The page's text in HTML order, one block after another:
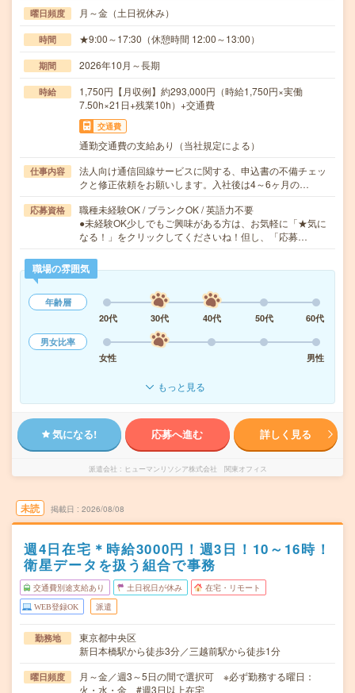
曜日頻度 月～金（土日祝休み）
時間 ★9:00～17:30（休憩時間 12:00～13:00）
期間 2026年10月～長期
時給
1,750円【月収例】約293,000円（時給1,750円×実働
7.50h×21日+残業10h）+交通費
交通費
通勤交通費の支給あり（当社規定による）
仕事内容
法人向け通信回線サービスに関する、申込書の不備チェッ
クと修正依頼をお願いします。入社後は4～6ヶ月の…
応募資格
職種未経験OK / ブランクOK / 英語力不要
●未経験OK少しでもご興味がある方は、お気軽に「★気に
なる！」をクリックしてくださいね！但し、「応募…
職場の雰囲気
年齢層
20代
30代 40代 50代
60代
男女比率
女性
男性
もっと見る
気になる! 応募へ進む 詳しく見る
派遣会社 ヒューマンリソシア株式会社 関東オフィス
未読 掲載日 2026/08/08
週4日在宅＊時給3000円！週3日！10～16時！
衛星データを扱う組合で事務
交通費別途支給あり 土日祝日が休み 在宅・リモート
WEB登録OK 派遣
勤務地
東京都中央区
新日本橋駅から徒歩3分／三越前駅から徒歩1分
曜日頻度
月～金／週3～5日の間で選択可 ※必ず勤務する曜日：
火・水・金 #週3日以上在宅